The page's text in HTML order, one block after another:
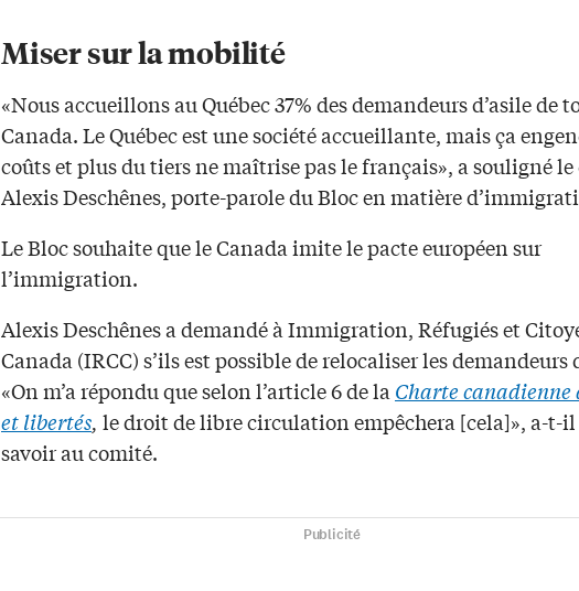
Miser sur la mobilité
«Nous accueillons au Québec 37% des demandeurs d’asile de
Canada. Le Québec est une société accueillante, mais ça
coûts et plus du tiers ne maîtrise pas le français», a souligné
Alexis Deschênes, porte-parole du Bloc en matière
Le Bloc souhaite que le Canada imite le pacte européen sur
l’immigration.
Alexis Deschênes a demandé à Immigration, Réfugiés et
Canada (IRCC) s’ils est possible de relocaliser les demandeurs
«On m’a répondu que selon l’article 6 de laCharte canadienne
et libertés, le droit de libre circulation empêchera [cela]», a-t-
savoir au comité.
Publicité